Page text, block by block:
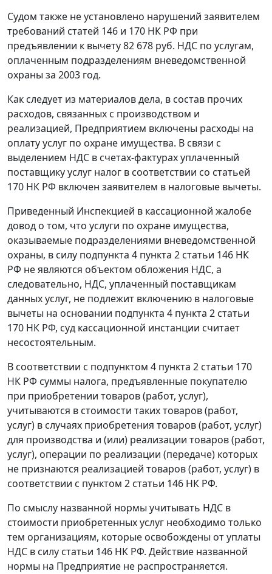
Судом также не установлено нарушений заявителем
требований статей 146 и 170 НК РФ при
предъявлении к вычету 82 678 руб. НДС по услугам,
оплаченным подразделениям вневедомственной
охраны за 2003 год.
Как следует из материалов дела, в состав прочих
расходов, связанных с производством и
реализацией, Предприятием включены расходы на
оплату услуг по охране имущества. В связи с
выделением НДС в счетах-фактурах уплаченный
поставщику услуг налог в соответствии со статьей
170 НК РФ включен заявителем в налоговые вычеты.
Приведенный Инспекцией в кассационной жалобе
довод о том, что услуги по охране имущества,
оказываемые подразделениями вневедомственной
охраны, в силу подпункта 4 пункта 2 статьи 146 НК
РФ не являются объектом обложения НДС, а
следовательно, НДС, уплаченный поставщикам
данных услуг, не подлежит включению в налоговые
вычеты на основании подпункта 4 пункта 2 статьи
170 НК РФ, суд кассационной инстанции считает
несостоятельным.
В соответствии с подпунктом 4 пункта 2 статьи 170
НК РФ суммы налога, предъявленные покупателю
при приобретении товаров (работ, услуг),
учитываются в стоимости таких товаров (работ,
услуг) в случаях приобретения товаров (работ, услуг)
для производства и (или) реализации товаров (работ,
услуг), операции по реализации (передаче) которых
не признаются реализацией товаров (работ, услуг) в
соответствии с пунктом 2 статьи 146 НК РФ.
По смыслу названной нормы учитывать НДС в
стоимости приобретенных услуг необходимо только
тем организациям, которые освобождены от уплаты
НДС в силу статьи 146 НК РФ. Действие названной
нормы на Предприятие не распространяется.